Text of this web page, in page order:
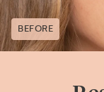
BEFORE